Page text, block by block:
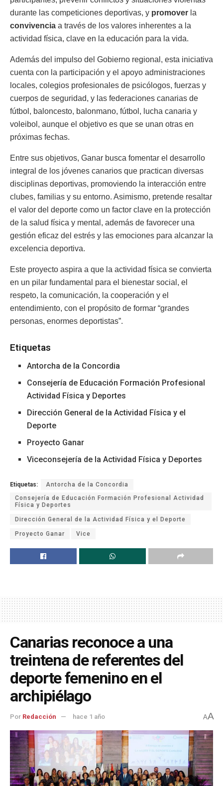
durante las competiciones deportivas, y promover la
convivencia a través de los valores inherentes a la
actividad física, clave en la educación para la vida.
Además del impulso del Gobierno regional, esta iniciativa
cuenta con la participación y el apoyo administraciones
locales, colegios profesionales de psicólogos, fuerzas y
cuerpos de seguridad, y las federaciones canarias de
fútbol, baloncesto, balonmano, fútbol, lucha canaria y
voleibol, aunque el objetivo es que se unan otras en
próximas fechas.
Entre sus objetivos, Ganar busca fomentar el desarrollo
integral de los jóvenes canarios que practican diversas
disciplinas deportivas, promoviendo la interacción entre
clubes, familias y su entorno. Asimismo, pretende resaltar
el valor del deporte como un factor clave en la protección
de la salud física y mental, además de favorecer una
gestión eficaz del estrés y las emociones para alcanzar la
excelencia deportiva.
Este proyecto aspira a que la actividad física se convierta
en un pilar fundamental para el bienestar social, el
respeto, la comunicación, la cooperación y el
entendimiento, con el propósito de formar “grandes
personas, enormes deportistas”.
Etiquetas
Antorcha de la Concordia
Consejería de Educación Formación Profesional
Actividad Física y Deportes
Dirección General de la Actividad Física y el
Deporte
Proyecto Ganar
Viceconsejería de la Actividad Física y Deportes
Etiquetas:
Antorcha de la Concordia
Consejería de Educación Formación Profesional Actividad
Física y Deportes
Dirección General de la Actividad Física y el Deporte
Proyecto Ganar Vice
Canarias reconoce a una
treintena de referentes del
deporte femenino en el
archipiélago
Por Redacción hace 1 año AA